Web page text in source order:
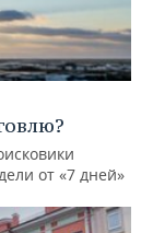
от «7 дней»